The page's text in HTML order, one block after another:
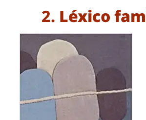
2. Léxico